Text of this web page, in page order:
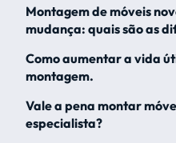
Montagem de móveis
mudança: quais são as
Como aumentar a vida
montagem.
Vale a pena montar
especialista?